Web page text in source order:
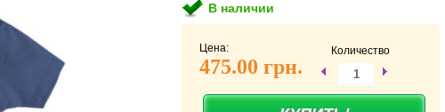
В наличии
Цена:
475.00 грн.
Количество